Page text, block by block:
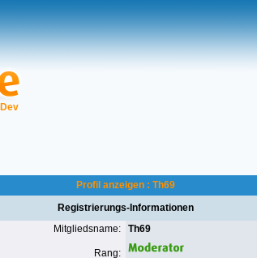
Profil anzeigen : Th69
Registrierungs-Informationen
Mitgliedsname:
Th69
Rang: